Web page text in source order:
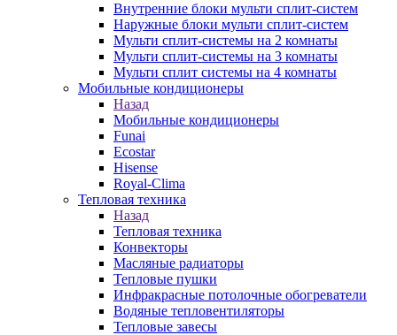
Внутренние блоки мульти сплит-систем
Наружные блоки мульти сплит-систем
Мульти сплит-системы на 2 комнаты
Мульти сплит-системы на 3 комнаты
Мульти сплит системы на 4 комнаты
Мобильные кондиционеры
Назад
Мобильные кондиционеры
Funai
Ecostar
Hisense
Royal-Clima
Тепловая техника
Назад
Тепловая техника
Конвекторы
Масляные радиаторы
Тепловые пушки
Инфракрасные потолочные обогреватели
Водяные тепловентиляторы
Тепловые завесы